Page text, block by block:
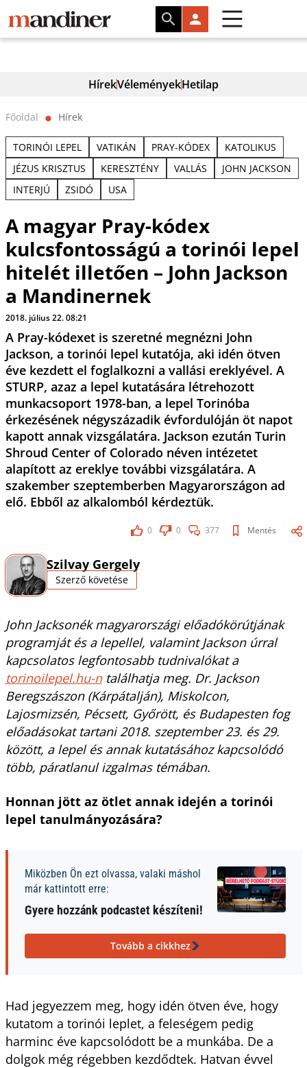
HírekVéleményekHetilap
Főoldal ⬤ Hírek
TORINÓI LEPEL VATIKÁN PRAY-KÓDEX
KATOLIKUS
JÉZUS KRISZTUS
KERESZTÉNY VALLÁS
JOHN JACKSON
INTERJÚ
ZSIDÓ USA
A magyar Pray-kódex
kulcsfontosságú a torinói lepel
hitelét illetően – John Jackson
a Mandinernek
2018. július 22. 08:21
A Pray-kódexet is szeretné megnézni John
Jackson, a torinói lepel kutatója, aki idén ötven
éve kezdett el foglalkozni a vallási ereklyével. A
STURP, azaz a lepel kutatására létrehozott
munkacsoport 1978-ban, a lepel Torinóba
érkezésének négyszázadik évfordulóján öt napot
kapott annak vizsgálatára. Jackson ezután Turin
Shroud Center of Colorado néven intézetet
alapított az ereklye további vizsgálatára. A
szakember szeptemberben Magyarországon ad
elő. Ebből az alkalomból kérdeztük.
0 0 377 Mentés
Szilvay Gergely
Szerző követése
John Jacksonék magyarországi előadókörútjának
programját és a lepellel, valamint Jackson úrral
kapcsolatos legfontosabb tudnivalókat a
torinoilepel.hu-ntalálhatja meg. Dr. Jackson
Beregszászon (Kárpátalján), Miskolcon,
Lajosmizsén, Pécsett, Győrött, és Budapesten fog
előadásokat tartani 2018. szeptember 23. és 29.
között, a lepel és annak kutatásához kapcsolódó
több, páratlanul izgalmas témában.
Honnan jött az ötlet annak idején a torinói
lepel tanulmányozására?
Miközben Ön ezt olvassa, valaki máshol
már kattintott erre:
Gyere hozzánk podcastet készíteni!
Tovább a cikkhez
Had jegyezzem meg, hogy idén ötven éve, hogy
kutatom a torinói leplet, a feleségem pedig
harminc éve kapcsolódott be a munkába. De a
dolgok még régebben kezdődtek. Hatvan évvel